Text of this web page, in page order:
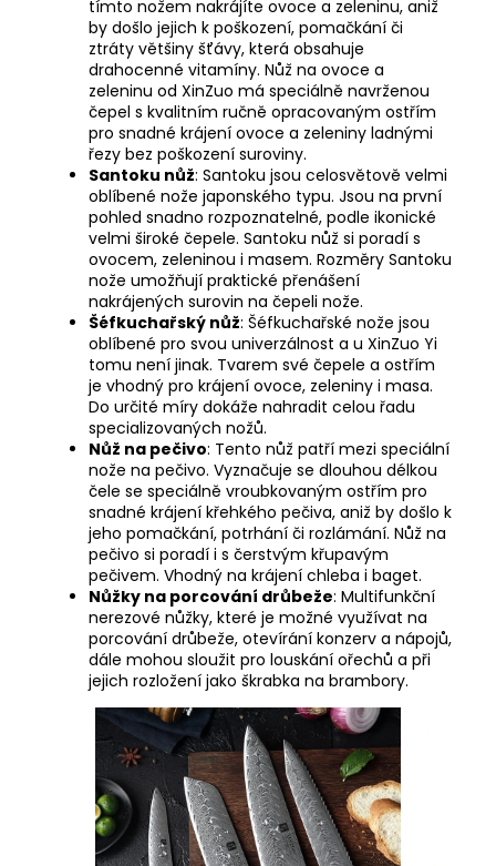
tímto nožem nakrájíte ovoce a zeleninu, aniž
by došlo jejich k poškození, pomačkání či
ztráty většiny šťávy, která obsahuje
drahocenné vitamíny. Nůž na ovoce a
zeleninu od XinZuo má speciálně navrženou
čepel s kvalitním ručně opracovaným ostřím
pro snadné krájení ovoce a zeleniny ladnými
řezy bez poškození suroviny.
Santoku nůž: Santoku jsou celosvětově velmi
oblíbené nože japonského typu. Jsou na první
pohled snadno rozpoznatelné, podle ikonické
velmi široké čepele. Santoku nůž si poradí s
ovocem, zeleninou i masem. Rozměry Santoku
nože umožňují praktické přenášení
nakrájených surovin na čepeli nože.
Šéfkuchařský nůž: Šéfkuchařské nože jsou
oblíbené pro svou univerzálnost a u XinZuo Yi
tomu není jinak. Tvarem své čepele a ostřím
je vhodný pro krájení ovoce, zeleniny i masa.
Do určité míry dokáže nahradit celou řadu
specializovaných nožů.
Nůž na pečivo: Tento nůž patří mezi speciální
nože na pečivo. Vyznačuje se dlouhou délkou
čele se speciálně vroubkovaným ostřím pro
snadné krájení křehkého pečiva, aniž by došlo k
jeho pomačkání, potrhání či rozlámání. Nůž na
pečivo si poradí i s čerstvým křupavým
pečivem. Vhodný na krájení chleba i baget.
Nůžky na porcování drůbeže: Multifunkční
nerezové nůžky, které je možné využívat na
porcování drůbeže, otevírání konzerv a nápojů,
dále mohou sloužit pro louskání ořechů a při
jejich rozložení jako škrabka na brambory.